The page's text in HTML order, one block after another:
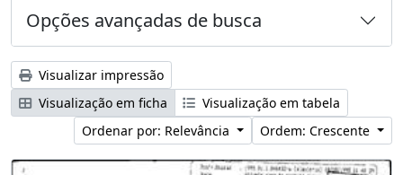
Opções avançadas de busca
Visualizar impressão
Visualização em ficha
Visualização em tabela
Ordenar por: Relevância
Ordem: Crescente